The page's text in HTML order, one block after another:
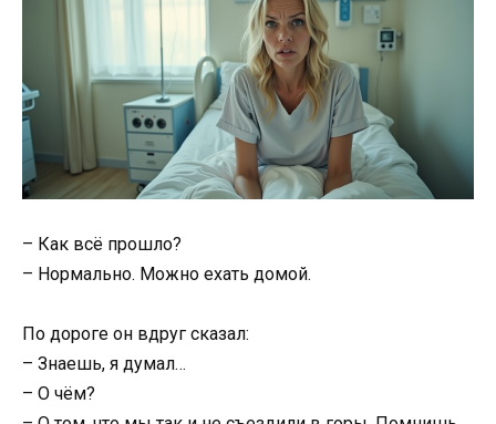
– Как всё прошло?
– Нормально. Можно ехать домой.
По дороге он вдруг сказал:
– Знаешь, я думал…
– О чём?